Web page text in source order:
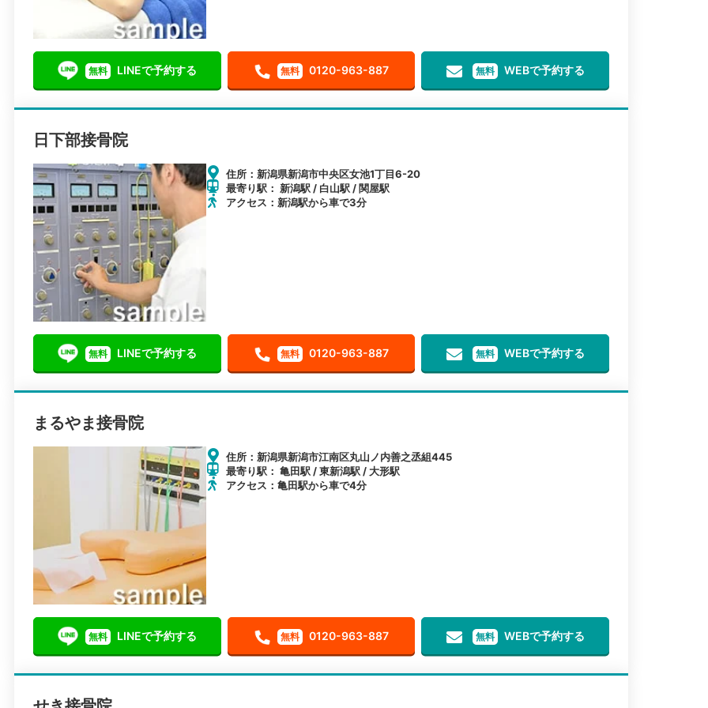
無料 LINEで予約する 無料 0120-963-887 無料 WEBで予約する
日下部接骨院
住所：新潟県新潟市中央区女池1丁目6-20
最寄り駅： 新潟駅 / 白山駅 / 関屋駅
アクセス：新潟駅から車で3分
無料 LINEで予約する 無料 0120-963-887 無料 WEBで予約する
まるやま接骨院
住所：新潟県新潟市江南区丸山ノ内善之丞組445
最寄り駅： 亀田駅 / 東新潟駅 / 大形駅
アクセス：亀田駅から車で4分
無料 LINEで予約する 無料 0120-963-887 無料 WEBで予約する